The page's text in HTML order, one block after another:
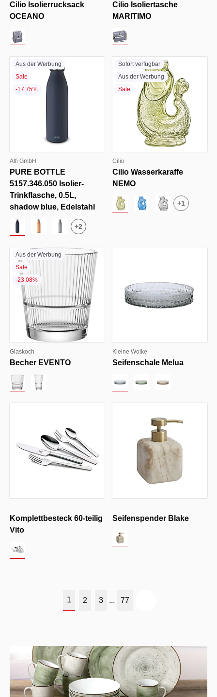
Cilio Isolierrucksack
OCEANO
Cilio Isoliertasche
MARITIMO
Aus der Werbung
Sale
-17.75%
Alfi GmbH
PURE BOTTLE
5157.346.050 Isolier-
Trinkflasche, 0.5L,
shadow blue, Edelstahl
+2
Sofort verfügbar
Aus der Werbung
Sale
Cilio
Cilio Wasserkaraffe
NEMO
+1
Aus der Werbung
Sale
-23.08%
Glaskoch
Becher EVENTO
Kleine Wolke
Seifenschale Melua
Komplettbesteck 60-teilig
Vito
Seifenspender Blake
1 2 3 ... 77